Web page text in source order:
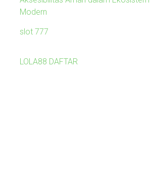
Modern
slot 777
LOLA88 DAFTAR